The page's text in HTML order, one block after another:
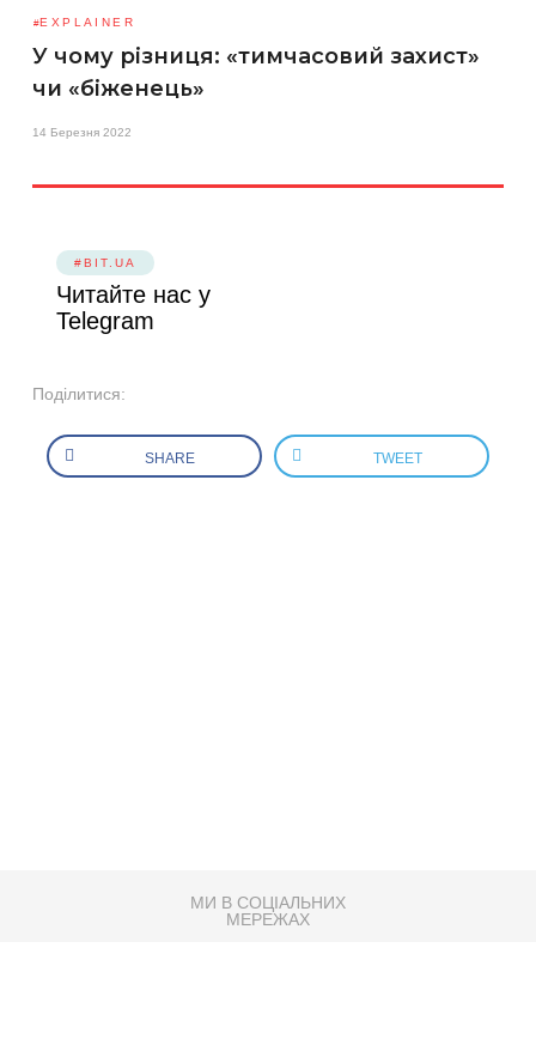
EXPLAINER
У чому різниця: «тимчасовий захист»
чи «біженець»
14 Березня 2022
#BIT.UA
Читайте нас у
Telegram
Поділитися:
SHARE TWEET
МИ В СОЦІАЛЬНИХ
МЕРЕЖАХ